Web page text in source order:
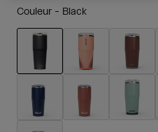
Couleur - Black